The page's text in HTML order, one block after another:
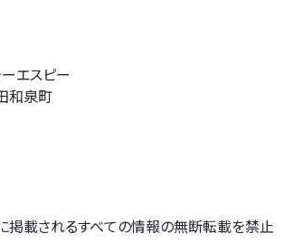
エスピー
和泉町
掲載されるすべての情報の無断転載を禁止